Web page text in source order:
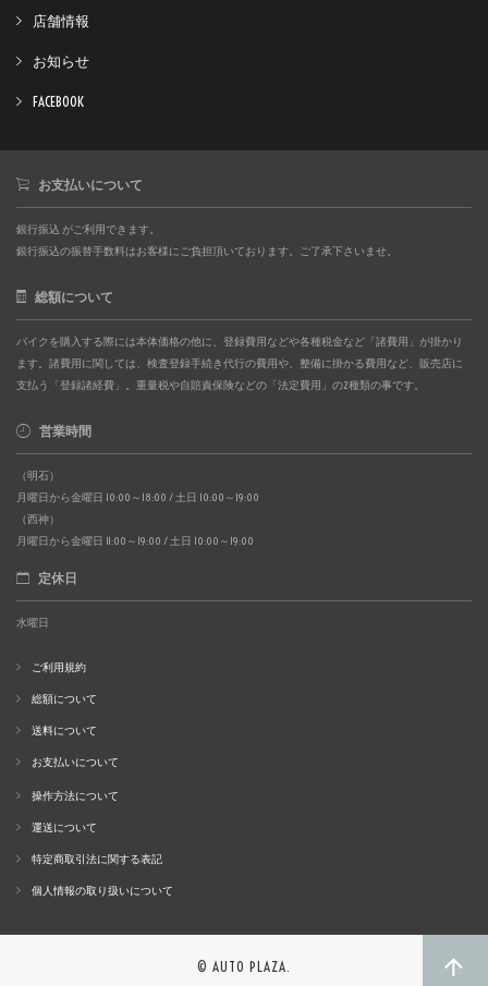
店舗情報
お知らせ
FACEBOOK
お支払いについて
銀行振込 がご利用できます。
銀行振込の振替手数料はお客様にご負担頂いております。ご了承下さいませ。
総額について
バイクを購入する際には本体価格の他に、登録費用などや各種税金など「諸費用」が掛かり
ます。諸費用に関しては、検査登録手続き代行の費用や、整備に掛かる費用など、販売店に
支払う「登録諸経費」。重量税や自賠責保険などの「法定費用」の2種類の事です。
営業時間
（明石）
月曜日から金曜日 10:00～18:00 / 土日 10:00～19:00
（西神）
月曜日から金曜日 11:00～19:00 / 土日 10:00～19:00
定休日
水曜日
ご利用規約
総額について
送料について
お支払いについて
操作方法について
運送について
特定商取引法に関する表記
個人情報の取り扱いについて
© AUTO PLAZA.